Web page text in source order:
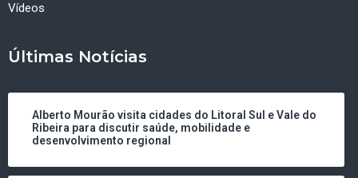
Vídeos
Últimas Notícias
Alberto Mourão visita cidades do Litoral Sul e Vale do
Ribeira para discutir saúde, mobilidade e
desenvolvimento regional